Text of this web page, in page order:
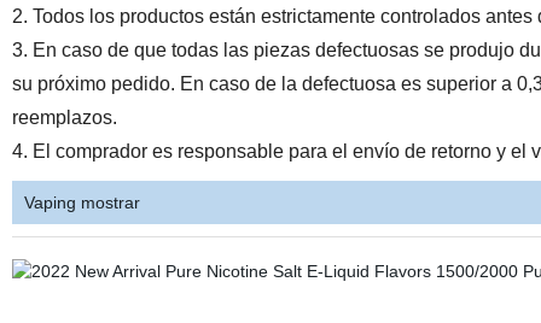
2. Todos los productos están estrictamente controlados
3. En caso de que todas las piezas defectuosas se produjo
su próximo pedido. En caso de la defectuosa es superior a
reemplazos.
4. El comprador es responsable para el envío de retorno y
Vaping mostrar